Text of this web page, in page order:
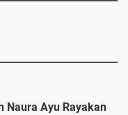
Naura Ayu Rayakan